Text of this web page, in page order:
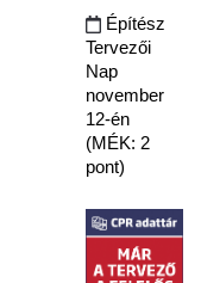
Építész
Tervezői
Nap
november
12-én
(MÉK: 2
pont)